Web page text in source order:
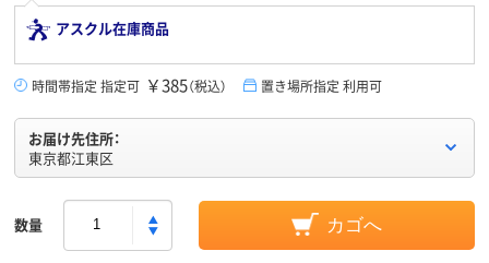
アスクル在庫商品
時間帯指定 指定可 ￥385（税込） 置き場所指定 利用可
お届け先住所：
東京都江東区
数量 カゴへ